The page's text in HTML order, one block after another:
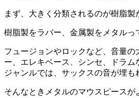
まず、大きく分類されるのが樹脂製
樹脂製をラバー、金属製をメタルっ
フュージョンやロックなど、音量の
ー、エレキベース、シンセ、ドラム
ジャンルでは、サックスの音が埋も
そんなときメタルのマウスピースが